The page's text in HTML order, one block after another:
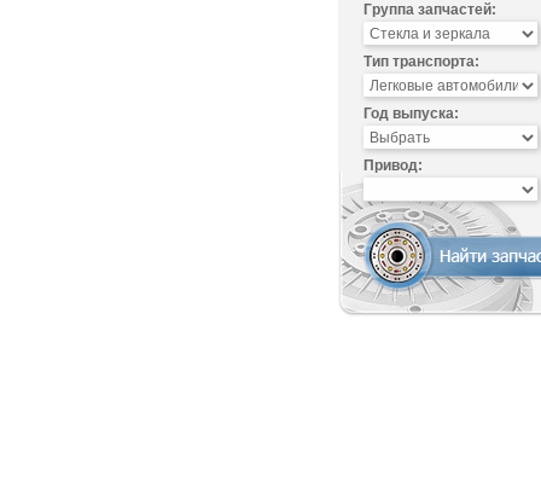
Группа запчастей:
Тип транспорта:
Год выпуска:
Привод: